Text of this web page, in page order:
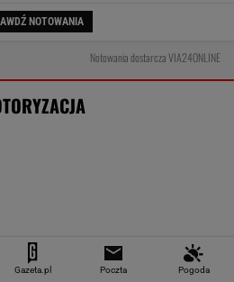
NOTOWANIA
Notowania dostarcza VIA24ONLINE
Gazeta.pl Poczta Pogoda